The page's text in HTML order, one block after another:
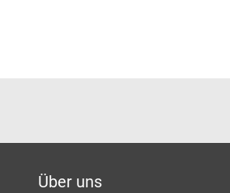
Über uns